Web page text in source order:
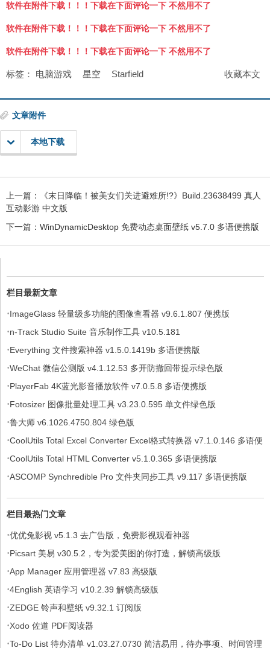
软件在附件下载！！！下载在下面评论一下 不然用不了
软件在附件下载！！！下载在下面评论一下 不然用不了
软件在附件下载！！！下载在下面评论一下 不然用不了
收藏本文
标签： 电脑游戏 星空 Starfield
文章附件
本地下载
上一篇：
《末日降临！被美女们关进避难所!?》Build.23638499 真人
互动影游 中文版
下一篇： WinDynamicDesktop 免费动态桌面壁纸 v5.7.0 多语便携版
栏目最新文章
·ImageGlass 轻量级多功能的图像查看器 v9.6.1.807 便携版
·n-Track Studio Suite 音乐制作工具 v10.5.181
·Everything 文件搜索神器 v1.5.0.1419b 多语便携版
·WeChat 微信公测版 v4.1.12.53 多开防撤回带提示绿色版
·PlayerFab 4K蓝光影音播放软件 v7.0.5.8 多语便携版
·Fotosizer 图像批量处理工具 v3.23.0.595 单文件绿色版
·鲁大师 v6.1026.4750.804 绿色版
·CoolUtils Total Excel Converter Excel格式转换器 v7.1.0.146 多语便
携版
·CoolUtils Total HTML Converter v5.1.0.365 多语便携版
·ASCOMP Synchredible Pro 文件夹同步工具 v9.117 多语便携版
栏目最热门文章
·优优兔影视 v5.1.3 去广告版，免费影视观看神器
·Picsart 美易 v30.5.2，专为爱美图的你打造，解锁高级版
·App Manager 应用管理器 v7.83 高级版
·4English 英语学习 v10.2.39 解锁高级版
·ZEDGE 铃声和壁纸 v9.32.1 订阅版
·Xodo 佐道 PDF阅读器
·To-Do List 待办清单 v1.03.27.0730 简洁易用，待办事项、时间管理